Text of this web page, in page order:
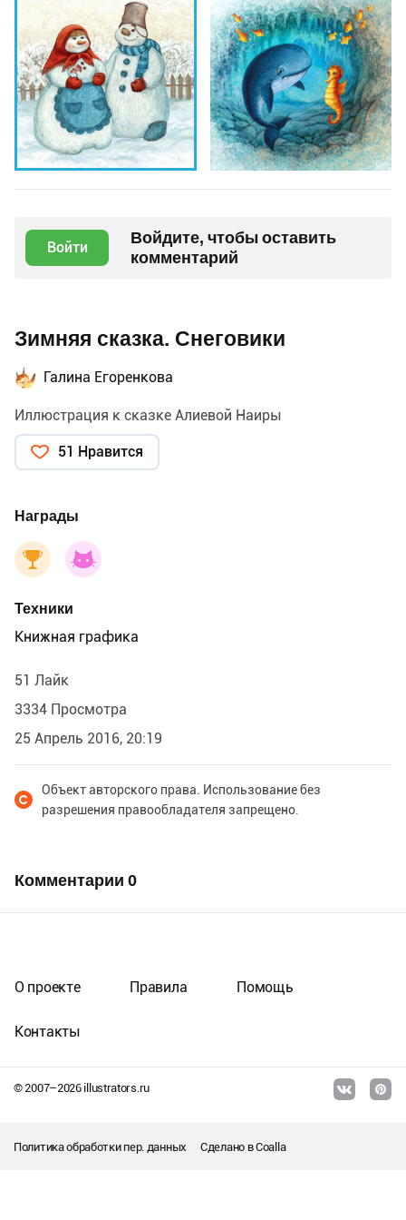
Войти
Войдите, чтобы оставить
комментарий
Зимняя сказка. Снеговики
Галина Егоренкова
Иллюстрация к сказке Алиевой Наиры
51 Нравится
Награды
Техники
Книжная графика
51 Лайк
3334 Просмотра
25 Апрель 2016, 20:19
Объект авторского права. Использование без
разрешения правообладателя запрещено.
Комментарии 0
© 2007–2026illustrators.ru
О проекте Правила Помощь
Контакты
Политика обработки пер. данных Сделано вCoalla